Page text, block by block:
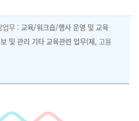
업무 : 교육/워크숍/행사 운영 및 교육
및 관리 기타 교육관련 업무(제, 고용